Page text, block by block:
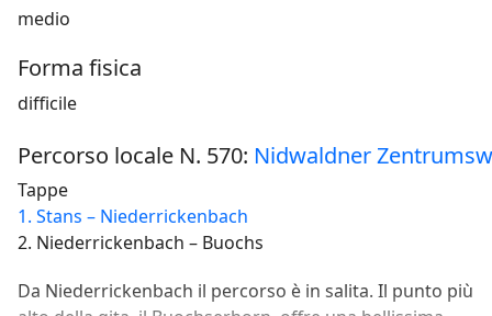
medio
Forma fisica
difficile
Percorso locale N. 570: Nidwaldner
Tappe
1. Stans – Niederrickenbach
2. Niederrickenbach – Buochs
Da Niederrickenbach il percorso è in salita. Il punto più